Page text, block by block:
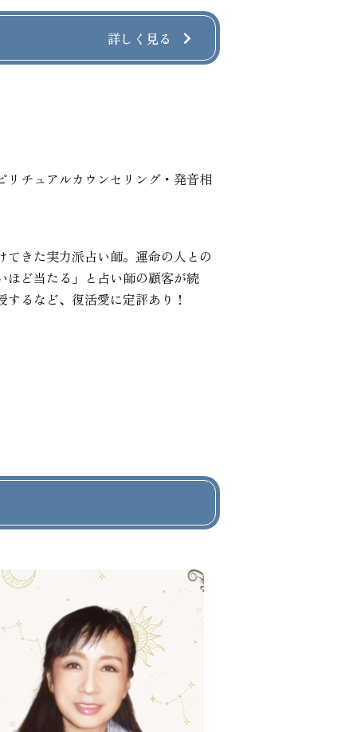
詳しく見る
チュアルカウンセリング・発音相
きた実力派占い師。運命の人との
ほど当たる」と占い師の顧客が続
るなど、復活愛に定評あり！